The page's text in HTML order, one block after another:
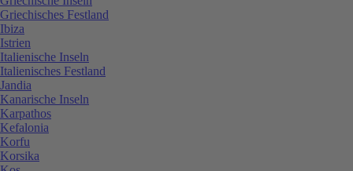
Griechisches Festland
Ibiza
Istrien
Italienische Inseln
Italienisches Festland
Jandia
Kanarische Inseln
Karpathos
Kefalonia
Korfu
Korsika